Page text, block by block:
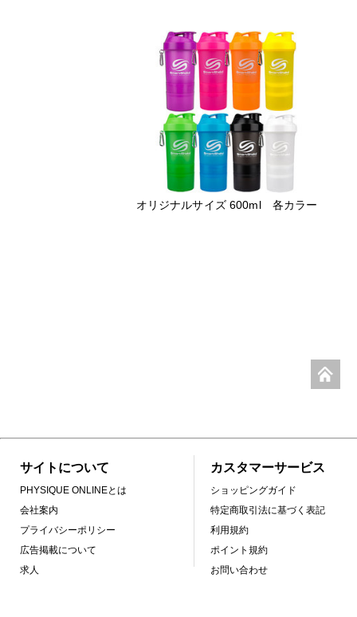
オリジナルサイズ 600ml 各カラー
サイトについて
PHYSIQUE ONLINEとは
会社案内
プライバシーポリシー
広告掲載について
求人
カスタマーサービス
ショッピングガイド
特定商取引法に基づく表記
利用規約
ポイント規約
お問い合わせ